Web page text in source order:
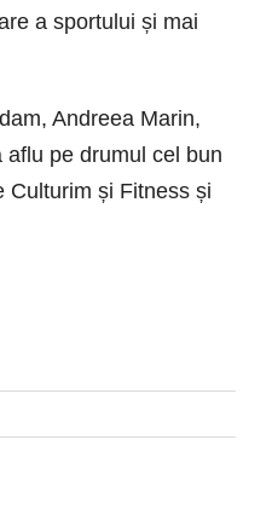
a sportului și mai
Andreea Marin,
pe drumul cel bun
Culturim și Fitness și